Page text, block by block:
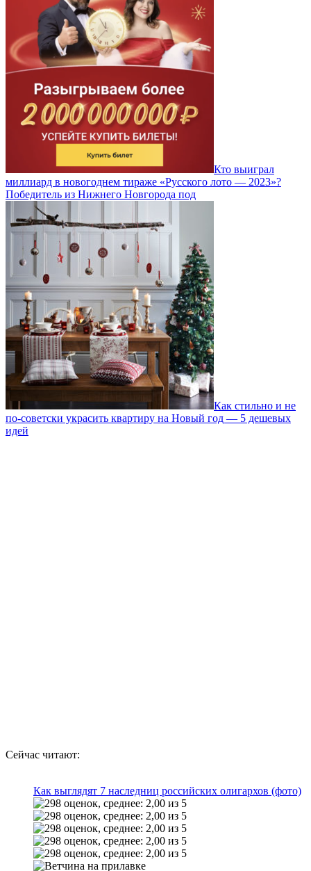
Кто выиграл
миллиард в новогоднем тираже «Русского лото — 2023»?
Победитель из Нижнего Новгорода под
Как стильно и не
по-советски украсить квартиру на Новый год — 5 дешевых
идей
Сейчас читают:
Как выглядят 7 наследниц российских олигархов (фото)